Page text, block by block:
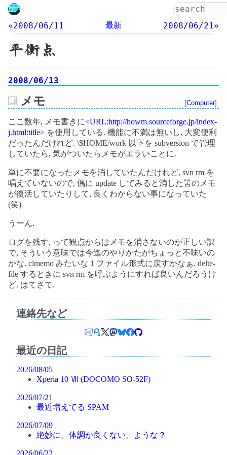
«2008/06/11 最新 2008/06/21»
平衡点
2008/06/13
メモ [Computer]
ここ数年, メモ書きに<URL:http://howm.sourceforge.jp/index-
j.html:title> を使用している. 機能に不満は無いし, 大変便利
だったんだけれど. \$HOME/work 以下を subversion で管理
していたら, 気がついたらメモがエラいことに.
単に不要になったメモを消していたんだけれど, svn rm を
唱えていないので, 偶に update してみると消した筈のメモ
が復活していたりして, 良くわからない事になっていた
(笑)
うーん.
ログを残す, って観点からはメモを消さないのが正しい訳
で, そういう意味では今迄のやりかたがちょっと不味いの
かな. clmemo みたいな 1 ファイル形式に戻すかなぁ. delte-
file するときに svn rm を呼ぶようにすれば良いんだろうけ
ど. はてさて.
連絡先など
最近の日記
2026/08/05
Xperia 10 Ⅶ (DOCOMO SO-52F)
2026/07/21
最近増えてる SPAM
2026/07/09
絶妙に、体調が良くない、ような？